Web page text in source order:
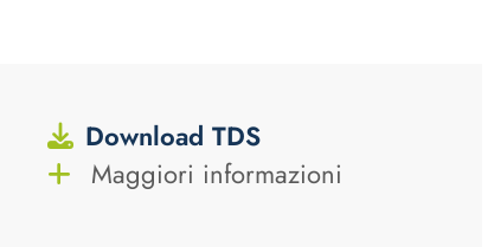
Download TDS
Maggiori informazioni